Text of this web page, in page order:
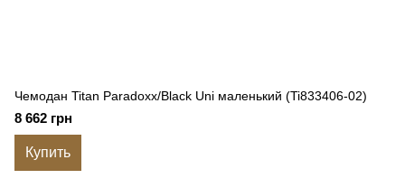
Чемодан Titan Paradoxx/Black Uni маленький (Ti833406-02)
8 662 грн
Купить